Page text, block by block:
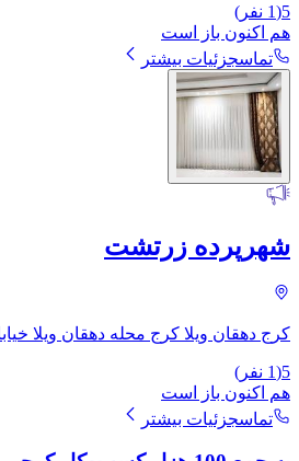
5
(
1 نفر)
هم اکنون باز است
تماسجزئیات بیشتر
شهرپرده زرتشت
کرج دهقان ویلا کرج محله دهقان ویلا
5
(
1 نفر)
هم اکنون باز است
تماسجزئیات بیشتر